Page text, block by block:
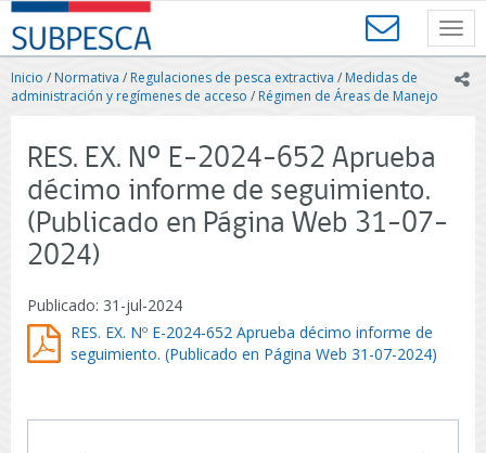
Contenido
principal
SUBPESCA
-
Subsecretaría
de
Acuicultura
Gobierno
de
Chile
Inicio /Normativa / Regulaciones de pesca extractiva / Medidas de
administración y regímenes de acceso / Régimen de Áreas de Manejo
RES. EX. Nº E-2024-652 Aprueba
décimo informe de seguimiento.
(Publicado en Página Web 31-07-
2024)
Publicado: 31-jul-2024
RES. EX. Nº E-2024-652 Aprueba décimo informe de
seguimiento. (Publicado en Página Web 31-07-2024)